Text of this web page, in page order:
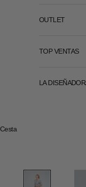
OUTLET
TOP VENTAS
LA
Cesta